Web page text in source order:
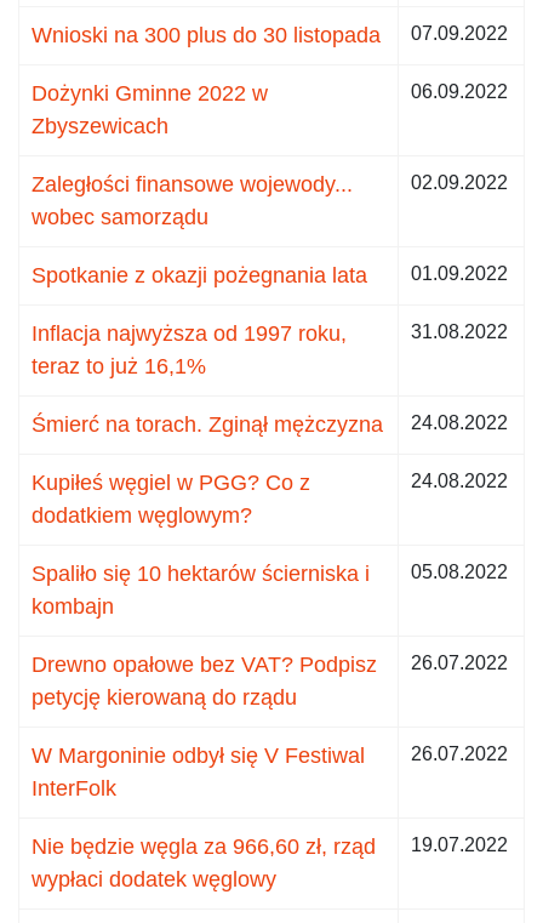
Wnioski na 300 plus do 30 listopada 07.09.2022
Dożynki Gminne 2022 w
Zbyszewicach
06.09.2022
Zaległości finansowe wojewody...
wobec samorządu
02.09.2022
Spotkanie z okazji pożegnania lata 01.09.2022
Inflacja najwyższa od 1997 roku,
teraz to już 16,1%
31.08.2022
Śmierć na torach. Zginął mężczyzna 24.08.2022
Kupiłeś węgiel w PGG? Co z
dodatkiem węglowym?
24.08.2022
Spaliło się 10 hektarów ścierniska i
kombajn
05.08.2022
Drewno opałowe bez VAT? Podpisz
petycję kierowaną do rządu
26.07.2022
W Margoninie odbył się V Festiwal
InterFolk
26.07.2022
Nie będzie węgla za 966,60 zł, rząd
wypłaci dodatek węglowy
19.07.2022